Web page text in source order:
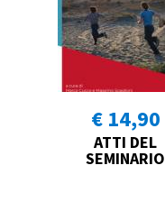
€ 14,90
ATTI DEL
SEMINARIO